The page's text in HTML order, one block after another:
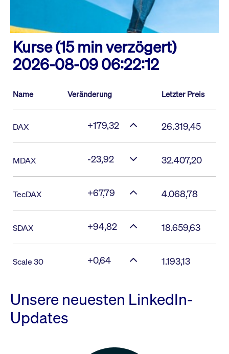
Kurse (15 min verzögert)
2026-08-09 06:22:12
Name Veränderung Letzter Preis
DAX +179,32 26.319,45
MDAX -23,92 32.407,20
TecDAX +67,79 4.068,78
SDAX +94,82 18.659,63
Scale 30 +0,64 1.193,13
Unsere neuesten LinkedIn-
Updates